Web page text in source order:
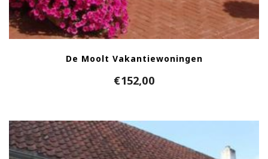
De Moolt Vakantiewoningen
€152,00